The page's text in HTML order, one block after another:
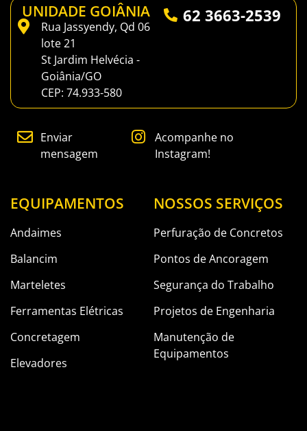
UNIDADE GOIÂNIA
Rua Jassyendy, Qd 06
lote 21
St Jardim Helvécia -
Goiânia/GO
CEP: 74.933-580
62 3663-2539
Enviar
mensagem
Acompanhe no
Instagram!
EQUIPAMENTOS
Andaimes
Balancim
Marteletes
Ferramentas Elétricas
Concretagem
Elevadores
NOSSOS SERVIÇOS
Perfuração de Concretos
Pontos de Ancoragem
Segurança do Trabalho
Projetos de Engenharia
Manutenção de
Equipamentos